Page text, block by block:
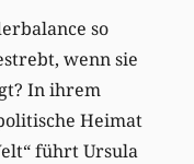
so
wenn sie
In ihrem
Heimat
führt Ursula